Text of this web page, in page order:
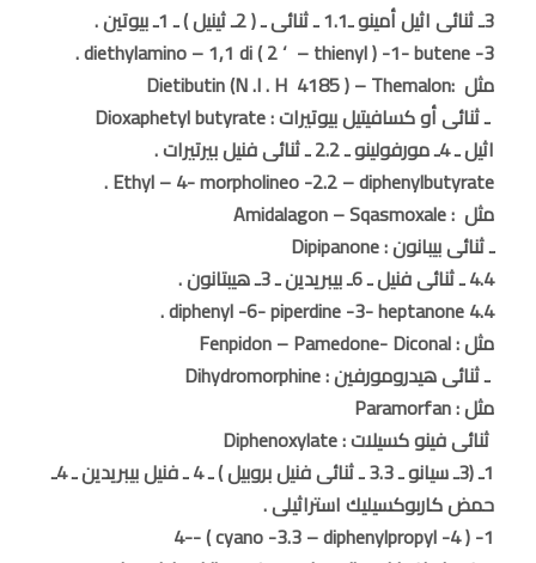
3ـ ثنائى اثيل أمينو ـ1.1 ـ ثنائى ـ ( 2ـ ثينيل ) ـ 1ـ بيوتين .
3- diethylamino – 1,1 di ( 2 ‘ – thienyl ) -1- butene .
مثل :Dietibutin (N .I . H 4185 ) – Themalon
ـ ثنائى أو كسافيتيل بيوتيرات : Dioxaphetyl butyrate
اثيل ـ 4ـ مورفولينو ـ 2.2 ـ ثنائى فنيل بيرتيرات .
Ethyl – 4- morpholineo -2.2 – diphenylbutyrate .
مثل : Amidalagon – Sqasmoxale
ـ ثنائى بيبانون : Dipipanone
4.4 ـ ثنائى فنيل ـ 6ـ بيبريدين ـ 3ـ هيبتانون .
4.4 diphenyl -6- piperdine -3- heptanone .
مثل : Fenpidon – Pamedone- Diconal
ـ ثنائى هيدرومورفين : Dihydromorphine
مثل : Paramorfan
ثنائى فينو كسيلات : Diphenoxylate
1ـ (3ـ سيانو ـ 3.3 ـ ثنائى فنيل بروبيل ) ـ 4 ـ فنيل بيبريدين ـ 4ـ
حمض كاربوكسيليك استراثيلى .
1- ( 4- cyano -3.3 – diphenylpropyl ) -4-